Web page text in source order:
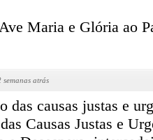
Maria e Glória ao
semanas atrás
das causas justas e
Causas Justas e